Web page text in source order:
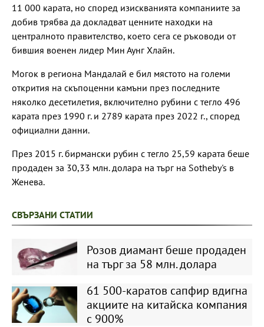
11 000 карата, но според изискванията компаниите за
добив трябва да докладват ценните находки на
централното правителство, което сега се ръководи от
бившия военен лидер Мин Аунг Хлайн.
Могок в региона Мандалай е бил мястото на големи
открития на скъпоценни камъни през последните
няколко десетилетия, включително рубини с тегло 496
карата през 1990 г. и 2789 карата през 2022 г., според
официални данни.
През 2015 г. бирмански рубин с тегло 25,59 карата беше
продаден за 30,33 млн. долара на търг на Sotheby's в
Женева.
СВЪРЗАНИ СТАТИИ
Розов диамант беше продаден
на търг за 58 млн. долара
61 500-каратов сапфир вдигна
акциите на китайска компания
с 900%